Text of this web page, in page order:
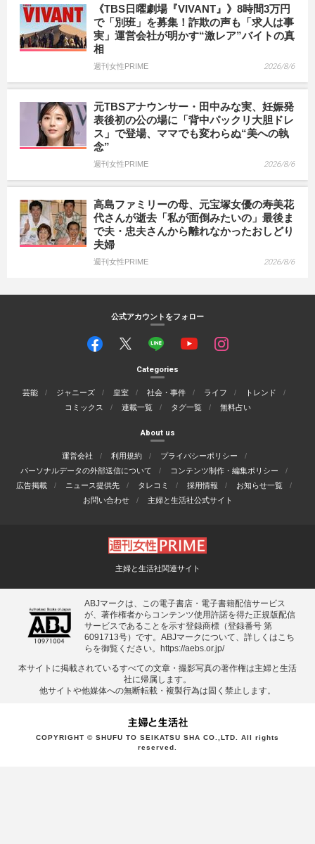
《TBS日曜劇場『VIVANT』》8時間3万円
で「別班」を募集！詐欺の声も「求人は事
実」運営会社が明かす“激レア”バイトの真
相
週刊女性PRIME 2026/8/6
元TBSアナウンサー・田中みな実、妊娠発
表後初の公の場に「背中パックリ大胆ドレ
ス」で登場、ママでも変わらぬ“美への執
念”
週刊女性PRIME 2026/8/6
高島ファミリーの母、元宝塚女優の寿美花
代さんが逝去「私が面倒みたいの」最後ま
で夫・忠夫さんから離れなかったおしどり
夫婦
週刊女性PRIME 2026/8/6
公式アカウントをフォロー
Categories
芸能 ジャニーズ 皇室 社会・事件 ライフ
トレンド
コミックス
連載一覧 タグ一覧 無料占い
About us
運営会社 利用規約
プライバシーポリシー
パーソナルデータの外部送信について
コンテンツ制作・編集ポリシー
広告掲載
ニュース提供先 タレコミ 採用情報
お知らせ一覧
お問い合わせ
主婦と生活社公式サイト
主婦と生活社関連サイト
ABJマークは、この電子書店・電子書籍配信サービス
が、著作権者からコンテンツ使用許諾を得た正規版配信
サービスであることを示す登録商標（登録番号 第
6091713号）です。ABJマークについて、詳しくはこち
らを御覧ください。 https://aebs.or.jp/
本サイトに掲載されているすべての⽂章・撮影写真の著作権は主婦と⽣活
社に帰属します。
他サイトや他媒体への無断転載・複製⾏為は固く禁⽌します。
COPYRIGHT © SHUFU TO SEIKATSU SHA CO.,LTD. All rights
reserved.